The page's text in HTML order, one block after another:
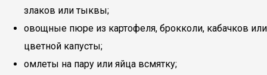
злаков или тыквы;
овощные пюре из картофеля, брокколи, кабачков или
цветной капусты;
омлеты на пару или яйца всмятку;